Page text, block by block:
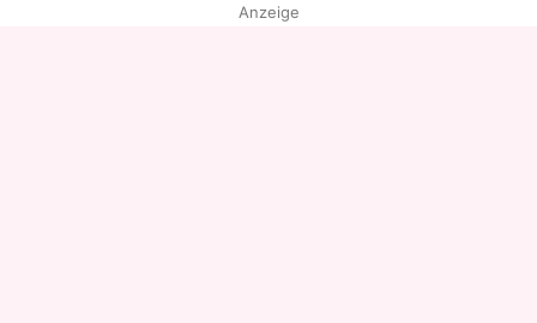
Anzeige